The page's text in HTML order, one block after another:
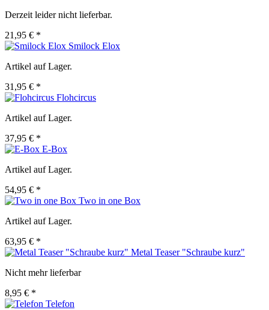
Derzeit leider nicht lieferbar.
21,95 € *
Smilock Elox
Artikel auf Lager.
31,95 € *
Flohcircus
Artikel auf Lager.
37,95 € *
E-Box
Artikel auf Lager.
54,95 € *
Two in one Box
Artikel auf Lager.
63,95 € *
Metal Teaser "Schraube kurz"
Nicht mehr lieferbar
8,95 € *
Telefon